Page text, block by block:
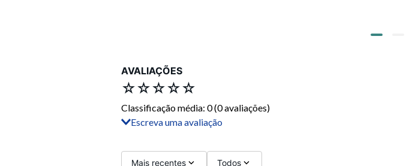
AVALIAÇÕES
☆☆☆☆☆
Classificação média: 0(0 avaliações)
Escreva uma avaliação
Título
Mais recentes Todos